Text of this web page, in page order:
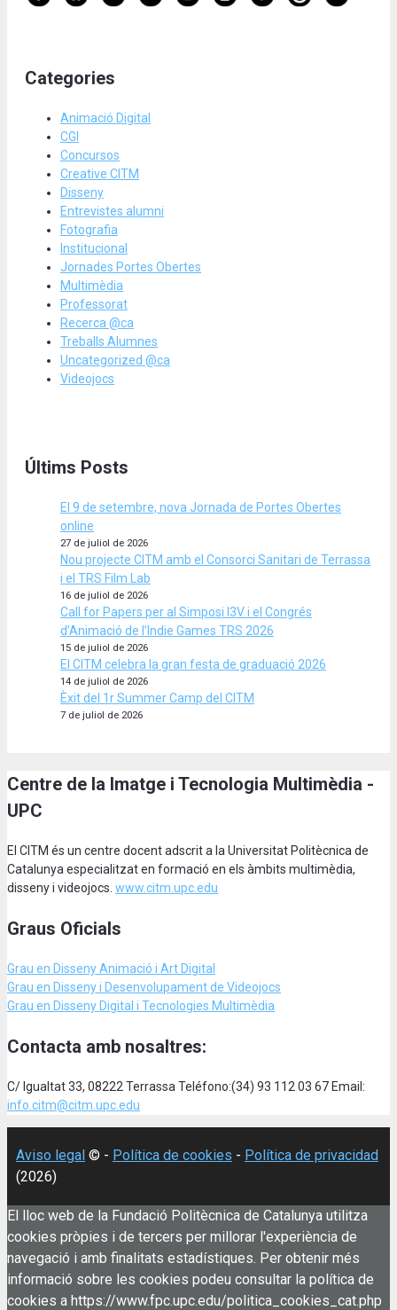
Categories
Animació Digital
CGI
Concursos
Creative CITM
Disseny
Entrevistes alumni
Fotografia
Institucional
Jornades Portes Obertes
Multimèdia
Professorat
Recerca @ca
Treballs Alumnes
Uncategorized @ca
Videojocs
Últims Posts
El 9 de setembre, nova Jornada de Portes Obertes
online
27 de juliol de 2026
Nou projecte CITM amb el Consorci Sanitari de Terrassa
i el TRS Film Lab
16 de juliol de 2026
Call for Papers per al Simposi I3V i el Congrés
d’Animació de l’Indie Games TRS 2026
15 de juliol de 2026
El CITM celebra la gran festa de graduació 2026
14 de juliol de 2026
Èxit del 1r Summer Camp del CITM
7 de juliol de 2026
Centre de la Imatge i Tecnologia Multimèdia -
UPC
El CITM és un centre docent adscrit a la Universitat Politècnica de
Catalunya especialitzat en formació en els àmbits multimèdia,
disseny i videojocs. www.citm.upc.edu
Graus Oficials
Grau en Disseny Animació i Art Digital
Grau en Disseny i Desenvolupament de Videojocs
Grau en Disseny Digital i Tecnologies Multimèdia
Contacta amb nosaltres:
C/ Igualtat 33, 08222 Terrassa Teléfono:(34) 93 112 03 67 Email:
info.citm@citm.upc.edu
Aviso legal © - Política de cookies - Política de privacidad
(2026)
El lloc web de la Fundació Politècnica de Catalunya utilitza
cookies pròpies i de tercers per millorar l'experiència de
navegació i amb finalitats estadístiques. Per obtenir més
informació sobre les cookies podeu consultar la política de
cookies a https://www.fpc.upc.edu/politica_cookies_cat.php